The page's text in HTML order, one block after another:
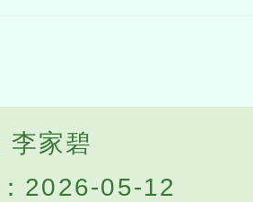
家碧
2026-05-12